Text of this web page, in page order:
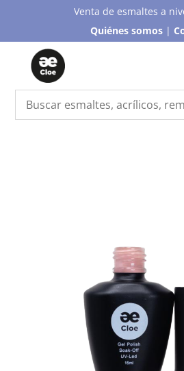
Venta de esmaltes a
Quiénes somos|